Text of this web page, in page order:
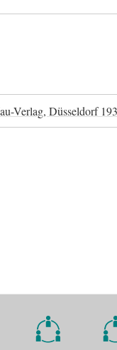
Verlag, Düsseldorf